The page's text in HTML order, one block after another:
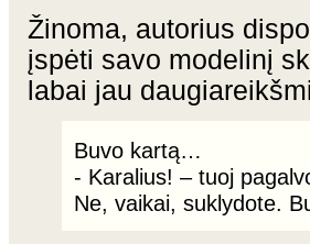
Žinoma, autorius
įspėti savo modelinį
labai jau
Buvo kartą…
- Karalius! – tuoj
Ne, vaikai, suklydote.